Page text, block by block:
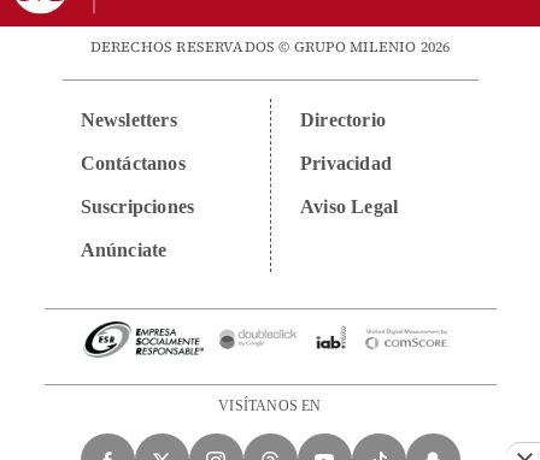
DERECHOS RESERVADOS © GRUPO MILENIO 2026
Newsletters
Contáctanos
Suscripciones
Anúnciate
Directorio
Privacidad
Aviso Legal
VISÍTANOS EN